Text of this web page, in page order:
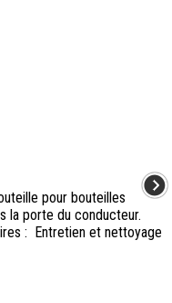
pour bouteilles
la porte du conducteur.
: Entretien et nettoyage